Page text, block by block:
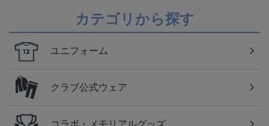
カテゴリから探す
ユニフォーム
クラブ公式ウェア